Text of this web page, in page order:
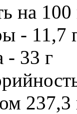
на 100
- 11,7
- 33 г
237,3